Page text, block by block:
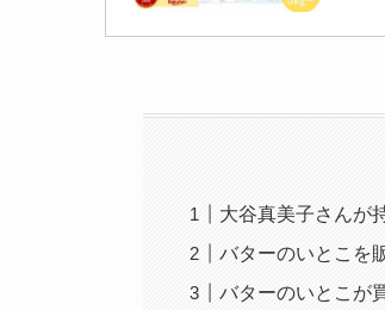
大谷真美子さんが
バターのいとこを
バターのいとこが